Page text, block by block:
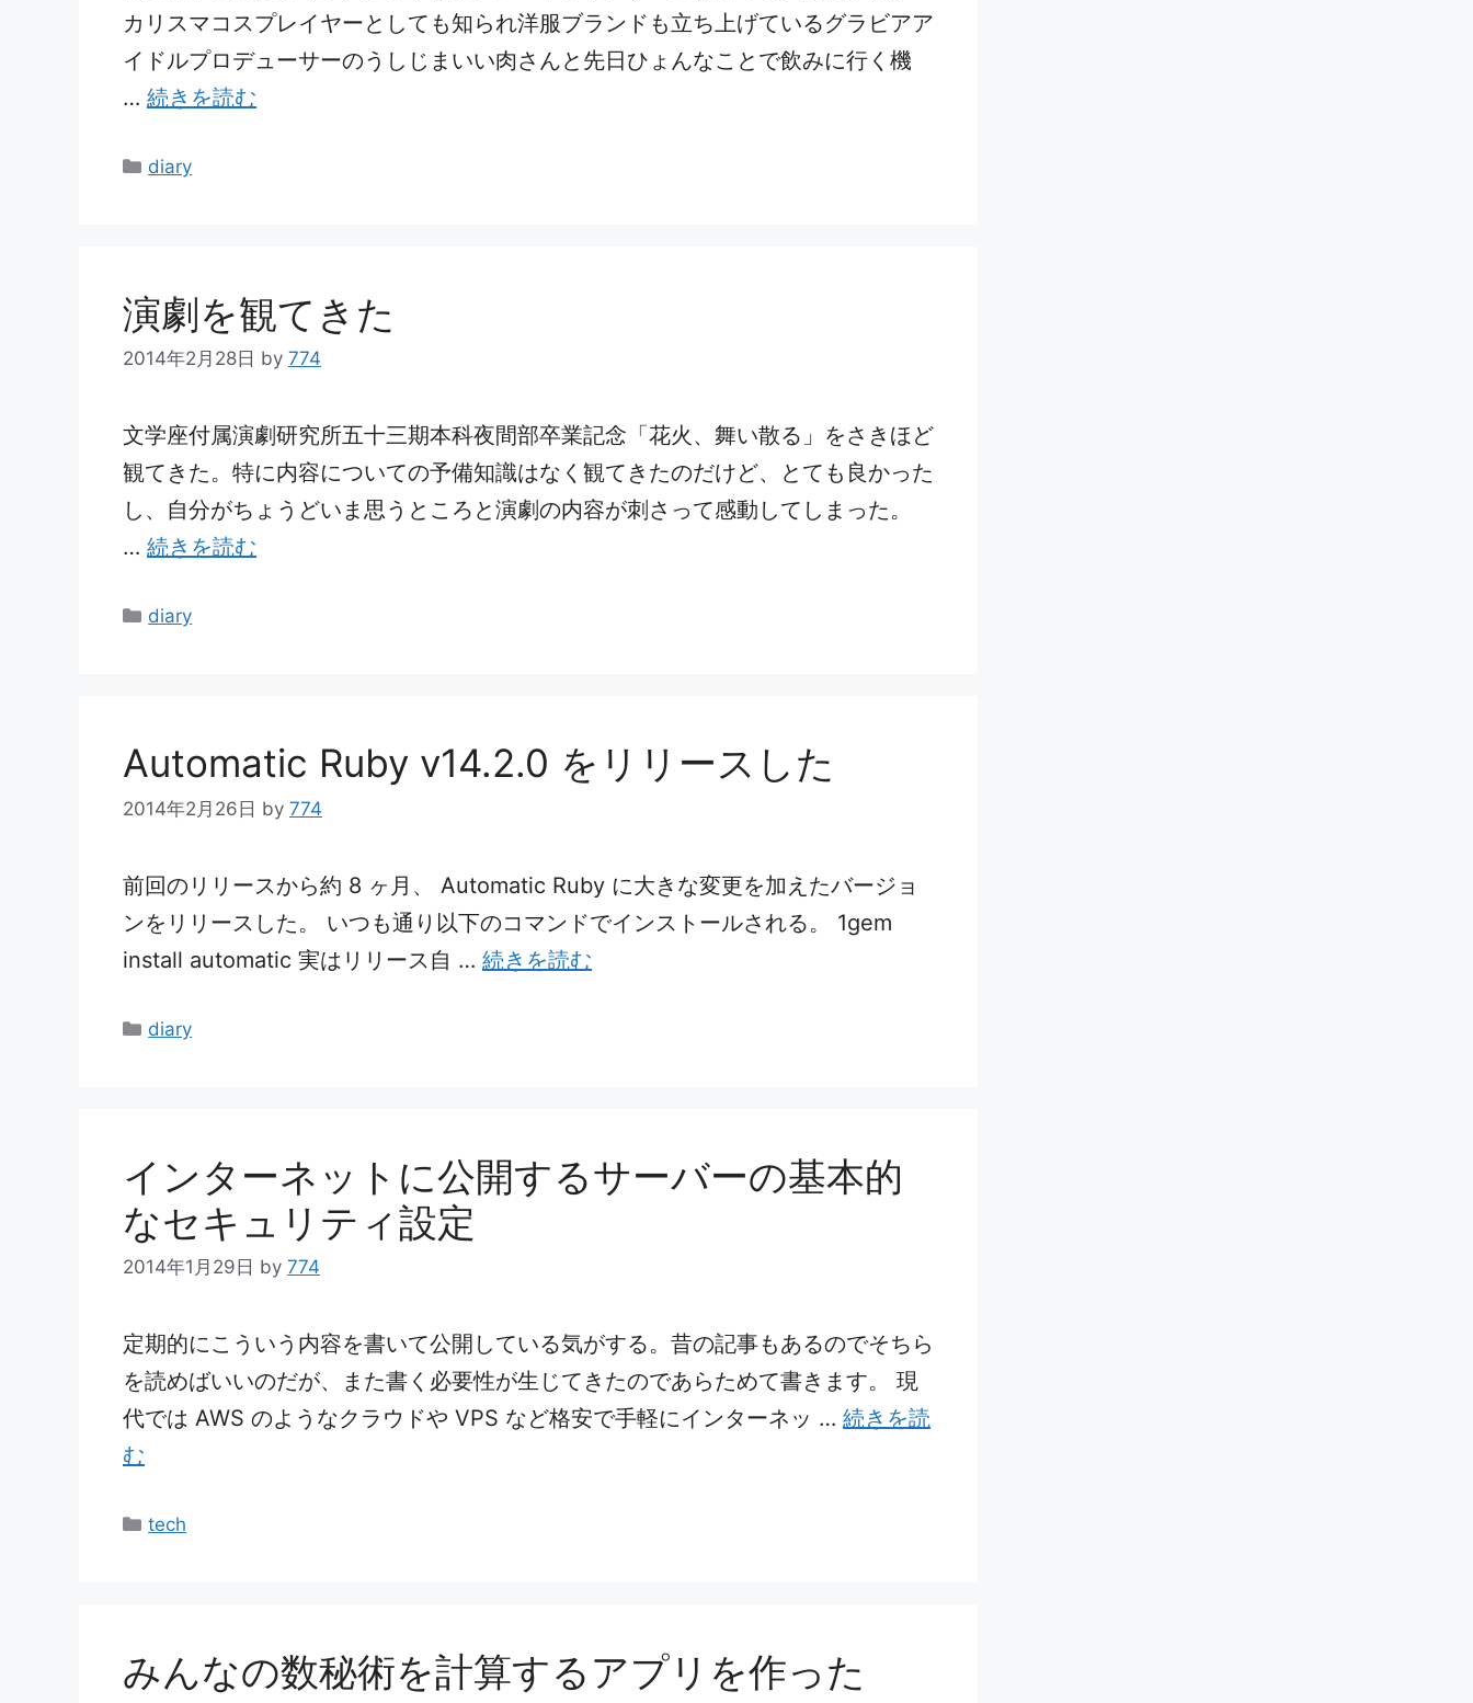
カリスマコスプレイヤーとしても知られ洋服ブランドも立ち上げているグラビアア
イドルプロデューサーのうしじまいい肉さんと先日ひょんなことで飲みに行く機
… 続きを読む
カ
diary
演劇を観てきた
2014年2月28日 by 774
文学座付属演劇研究所五十三期本科夜間部卒業記念「花火、舞い散る」をさきほど
観てきた。特に内容についての予備知識はなく観てきたのだけど、とても良かった
し、自分がちょうどいま思うところと演劇の内容が刺さって感動してしまった。
… 続きを読む
カ
diary
Automatic Ruby v14.2.0 をリリースした
2014年2月26日 by 774
前回のリリースから約 8 ヶ月、 Automatic Ruby に大きな変更を加えたバージョ
ンをリリースした。 いつも通り以下のコマンドでインストールされる。 1gem
install automatic 実はリリース自 … 続きを読む
カ
diary
インターネットに公開するサーバーの基本的
なセキュリティ設定
2014年1月29日 by 774
定期的にこういう内容を書いて公開している気がする。昔の記事もあるのでそちら
を読めばいいのだが、また書く必要性が生じてきたのであらためて書きます。 現
代では AWS のようなクラウドや VPS など格安で手軽にインターネッ … 続きを読
む
カ
tech
みんなの数秘術を計算するアプリを作った